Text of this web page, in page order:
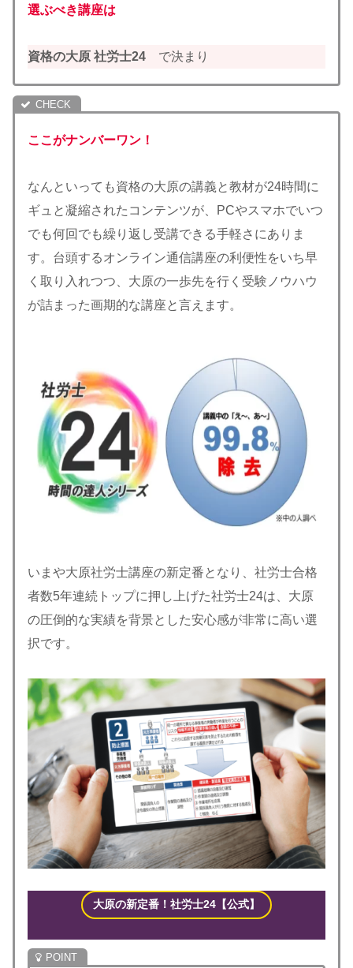
選ぶべき講座は
資格の大原 社労士24 で決まり
ここがナンバーワン！
なんといっても資格の大原の講義と教材が24時間に
ギュと凝縮されたコンテンツが、PCやスマホでいつ
でも何回でも繰り返し受講できる手軽さにありま
す。台頭するオンライン通信講座の利便性をいち早
く取り入れつつ、大原の一歩先を行く受験ノウハウ
が詰まった画期的な講座と言えます。
いまや大原社労士講座の新定番となり、社労士合格
者数5年連続トップに押し上げた社労士24は、大原
の圧倒的な実績を背景とした安心感が非常に高い選
択です。
大原の新定番！社労士24【公式】